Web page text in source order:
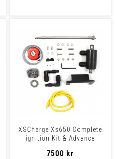
XSCharge Xs650 Complete
ignition Kit & Advance
7500 kr